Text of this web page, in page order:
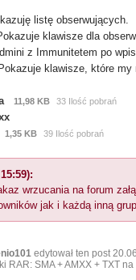
listę obserwujących.
klawisze dla
z Immunitetem po
klawisze, które my
11,98 KB 33 Ilość pobrań
1,35 KB 39 Ilość pobrań
wrzucania na forum
jak i każdą inną
edytował ten post
RAR: SMA + AMXX + TXT na